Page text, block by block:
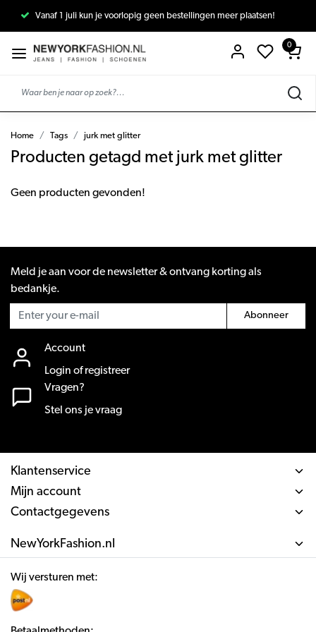
Vanaf 1 juli kun je voorlopig geen bestellingen meer plaatsen!
0
Home Tags jurk met glitter
Producten getagd met jurk met glitter
Geen producten gevonden!
Meld je aan voor de newsletter & ontvang korting als
bedankje.
Abonneer
Account
Login of registreer
Vragen?
Stel ons je vraag
Klantenservice
Mijn account
Contactgegevens
NewYorkFashion.nl
Wij versturen met: